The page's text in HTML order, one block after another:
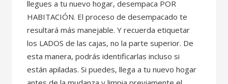
llegues a tu nuevo hogar, desempaca POR
HABITACIÓN. El proceso de desempacado te
resultará más manejable. Y recuerda etiquetar
los LADOS de las cajas, no la parte superior. De
esta manera, podrás identificarlas incluso si
están apiladas. Si puedes, llega a tu nuevo hogar